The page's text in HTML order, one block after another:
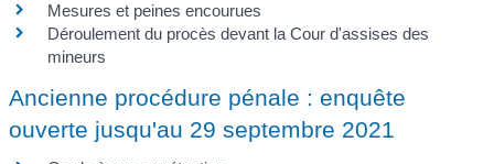
Mesures et peines encourues
Déroulement du procès devant la Cour d'assises des
mineurs
Ancienne procédure pénale : enquête
ouverte jusqu'au 29 septembre 2021